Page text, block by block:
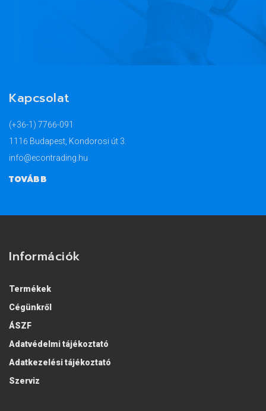
Kapcsolat
(+36-1) 7766-091
1116 Budapest, Kondorosi út 3.
info@econtrading.hu
TOVÁBB
Információk
Termékek
Cégünkről
ÁSZF
Adatvédelmi tájékoztató
Adatkezelési tájékoztató
Szerviz